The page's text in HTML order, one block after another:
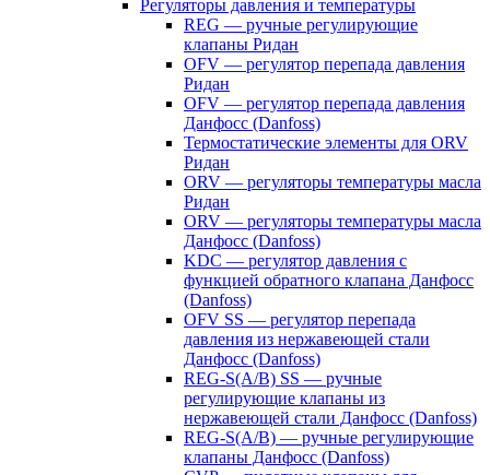
Регуляторы давления и температуры
REG — ручные регулирующие
клапаны Ридан
OFV — регулятор перепада давления
Ридан
OFV — регулятор перепада давления
Данфосс (Danfoss)
Термостатические элементы для ORV
Ридан
ORV — регуляторы температуры масла
Ридан
ORV — регуляторы температуры масла
Данфосс (Danfoss)
KDC — регулятор давления с
функцией обратного клапана Данфосс
(Danfoss)
OFV SS — регулятор перепада
давления из нержавеющей стали
Данфосс (Danfoss)
REG-S(A/B) SS — ручные
регулирующие клапаны из
нержавеющей стали Данфосс (Danfoss)
REG-S(A/B) — ручные регулирующие
клапаны Данфосс (Danfoss)